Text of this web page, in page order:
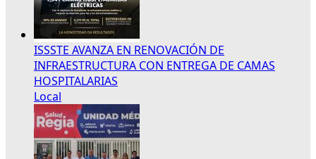
ISSSTE AVANZA EN RENOVACIÓN DE
INFRAESTRUCTURA CON ENTREGA DE CAMAS
HOSPITALARIAS
Local